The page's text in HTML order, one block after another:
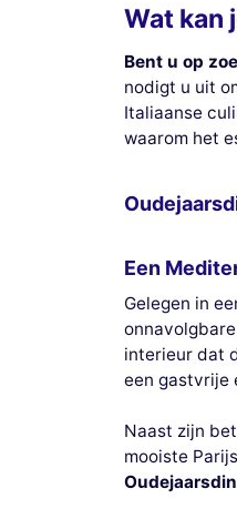
Wat kan
Bent u op
nodigt u uit
Italiaanse
waarom het
Een
Gelegen in
interieur dat
een gastvrije
Naast zijn
mooiste